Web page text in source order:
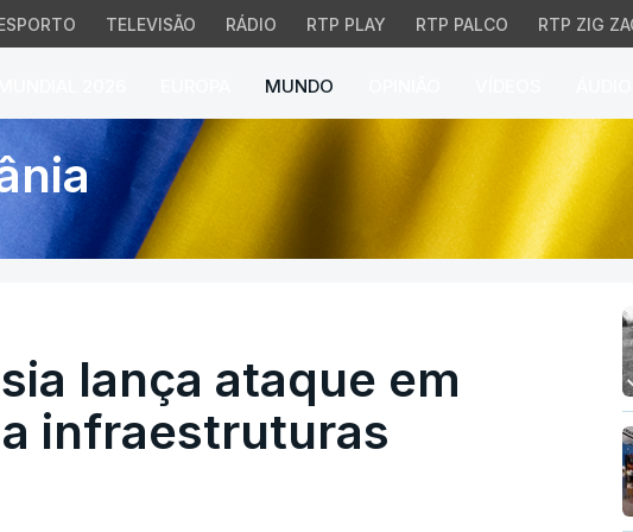
TELEVISÃO RÁDIO RTP PLAY RTP PALCO RTP ZIG
MUNDO
lança ataque em larga
lança ataque em
infraestruturas